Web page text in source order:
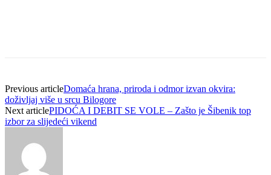
Previous articleDomaća hrana, priroda i odmor izvan okvira:
doživljaj više u srcu Bilogore
Next articlePIDOĆA I DEBIT SE VOLE – Zašto je Šibenik top
izbor za slijedeći vikend